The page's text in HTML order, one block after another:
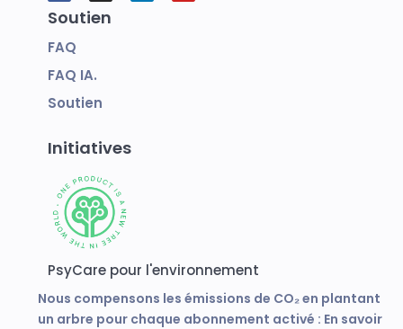
Soutien
FAQ
FAQ IA.
Soutien
Initiatives
PsyCare pour l'environnement
Nous compensons les émissions de CO₂ en plantant
un arbre pour chaque abonnement activé : En savoir